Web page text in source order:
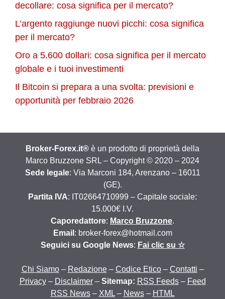
decollare: cosa significa per il mercato?
L’argento raggiunge nuovi picchi: cosa significa
per il mercato?
Oro a 5.600 dollari: cosa significa per il mercato
globale e i tuoi investimenti
Il Bitcoin si prepara a una svolta: previsioni e
opportunità per febbraio 2026
Broker-Forex.it® è un prodotto di proprietà della
Marco Bruzzone SRL – Copyright © 2020 – 2024
Sede legale: Via Marconi 184, Arenzano – 16011
(GE).
Partita IVA: IT02664710999 – Capitale sociale:
15.000€ I.V.
Caporedattore: Marco Bruzzone.
Email : broker-forex@hotmail.com
Seguici su Google News: Fai clic su ☆
Chi Siamo– Redazione– Codice Etico– Contatti –
Privacy– Disclaimer– Sitemap: RSS Feeds– Feed
RSS News– XML– News– HTML